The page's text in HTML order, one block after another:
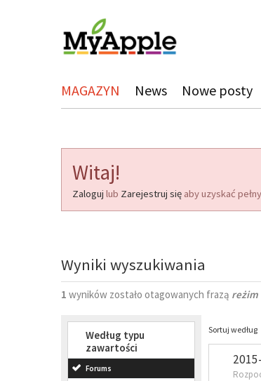
MAGAZYN News Nowe posty
Witaj!
Zaloguj lub Zarejestruj się aby uzyskać
Wyniki wyszukiwania
1 wyników zostało otagowanych frazą reżim
Według typu
zawartości
Forums
Sortuj według